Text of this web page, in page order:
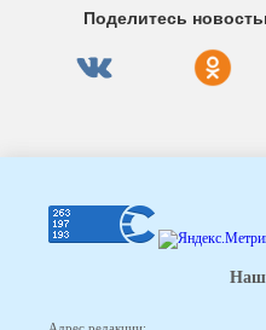
Поделитесь
Наш